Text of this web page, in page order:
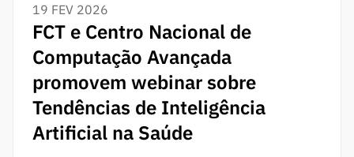
19 FEV 2026
FCT e Centro Nacional de
Computação Avançada
promovem webinar sobre
Tendências de Inteligência
Artificial na Saúde